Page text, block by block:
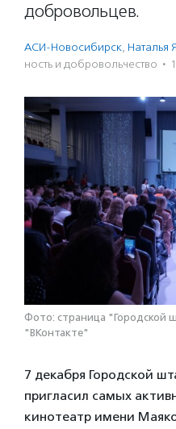
добровольцев.
АСИ-Новосибирск, Наталья
ность и доброволь­чест­во ·
Фото: страница "Городской
"ВКонтакте"
7 декабря Городской
пригласил самых
кинотеатр имени